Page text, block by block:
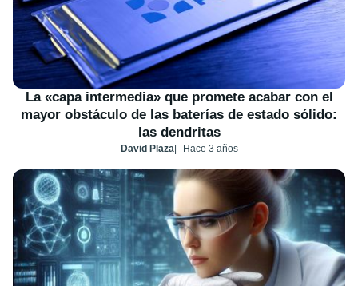
La «capa intermedia» que promete acabar con el
mayor obstáculo de las baterías de estado sólido:
las dendritas
David Plaza Hace 3 años